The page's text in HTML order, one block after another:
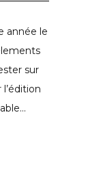
année le
sur